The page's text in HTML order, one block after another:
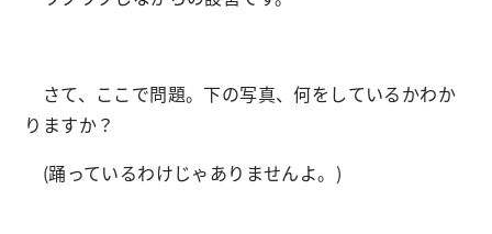
さて、ここで問題。下の写真、何をしているかわか
りますか？
(踊っているわけじゃありませんよ。)